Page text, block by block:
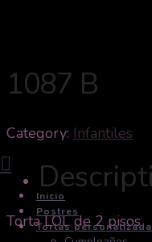
Navigation
Inicio
Postres
Tortas
1087 B
Category: Infantiles
Torta LOL de 2 pisos